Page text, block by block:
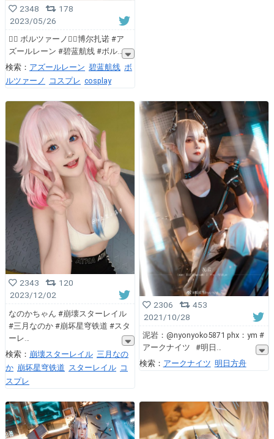
2348
178
2023/05/26
🏴‍☠️ ボルツァーノ🏴‍☠️博尔扎诺 #ア
ズールレーン #碧蓝航线 #ボル
検索： アズールレーン 碧蓝航线 ボ
ルツァーノ
コスプレ cosplay
2343
120
2023/12/02
なのかちゃん #崩壊スターレイル
#三月なのか #崩坏星穹铁道 #スタ
ーレ
検索： 崩壊スターレイル 三月なの
か 崩坏星穹铁道 スターレイル コ
スプレ
2306
453
2021/10/28
泥岩：@nyonyoko5871 phx：ym #
アークナイツ #明日
検索： アークナイツ 明日方舟